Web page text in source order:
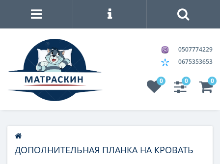
0507774229
0675353653
0 0 0
ДОПОЛНИТЕЛЬНАЯ ПЛАНКА НА КРОВАТЬ